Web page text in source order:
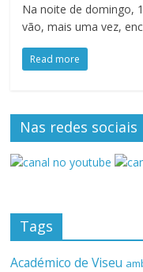
Na noite de domingo,
vão, mais uma vez,
Read more
Nas redes sociais
Tags
Académico de Viseu